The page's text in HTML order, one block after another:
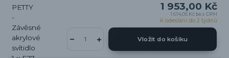
1 953,00 Kč
1 614,05 Kč bez DPH
K odeslání do 2 týdnů
Vložit do košíku